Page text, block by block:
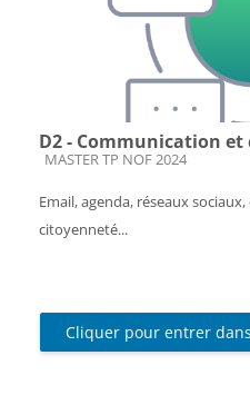
D2 - Communication
Catégorie de cours
MASTER TP NOF 2024
Email, agenda, réseaux
citoyenneté...
Cliquer pour entrer